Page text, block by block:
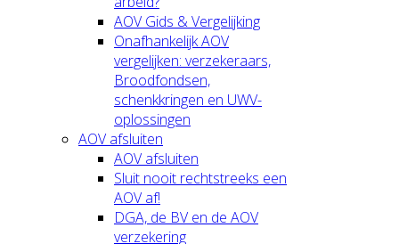
AOV Gids & Vergelijking
Onafhankelijk AOV
vergelijken: verzekeraars,
Broodfondsen,
schenkkringen en UWV-
oplossingen
AOV afsluiten
AOV afsluiten
Sluit nooit rechtstreeks een
AOV af!
DGA, de BV en de AOV
verzekering